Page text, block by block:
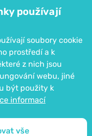
používají
soubory cookie
prostředí a k
z nich jsou
webu, jiné
být použity k
informací
vše
Často
Výrobci
Healthy Group d.o.o.